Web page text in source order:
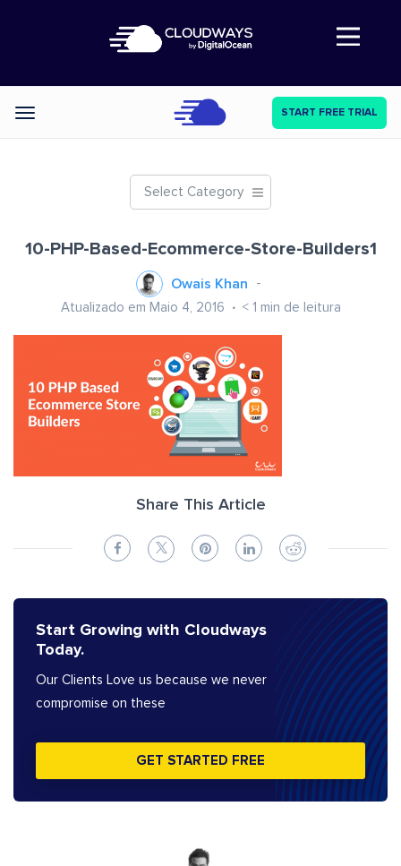
Abre a navegação
Categories START FREE TRIAL
Select Category
10-PHP-Based-Ecommerce-Store-Builders1
Owais Khan
Atualizado em Maio 4, 2016 < 1 min de leitura
Share This Article
Start Growing with Cloudways
Today.
Our Clients Love us because we never
compromise on these
GET STARTED FREE